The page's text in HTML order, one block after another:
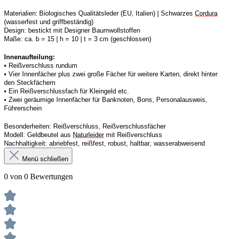
Materialien: Biologisches Qualitätsleder (EU, Italien) | Schwarzes Cordura
(wasserfest und griffbeständig)
Design: bestickt mit Designer Baumwollstoffen
Maße: ca. b = 15 | h = 10 | t = 3 cm (geschlossen)
Innenaufteilung:
• Reißverschluss rundum
• Vier Innenfächer plus zwei große Fächer für weitere Karten, direkt hinter
den Steckfächern
• Ein Reißverschlussfach für Kleingeld etc.
• Zwei geräumige Innenfächer für Banknoten, Bons, Personalausweis,
Führerschein
Besonderheiten: Reißverschluss, Reißverschlussfächer
Modell: Geldbeutel aus Naturleider mit Reißverschluss
Nachhaltigkeit: abriebfest, reißfest, robust, haltbar, wasserabweisend
Menü schließen
0 von 0 Bewertungen